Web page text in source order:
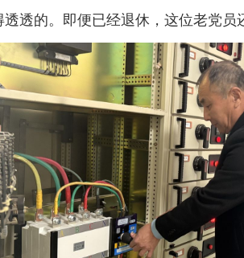
透的。即便已经退休，这位老党员